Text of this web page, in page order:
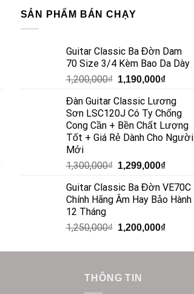
SẢN PHẨM BÁN CHẠY
Guitar Classic Ba Đờn Dam
70 Size 3/4 Kèm Bao Da Dày
1,200,000₫ 1,190,000₫
Đàn Guitar Classic Lương
Sơn LSC120J Có Ty Chống
Cong Cần + Bền Chất Lượng
Tốt + Giá Rẻ Dành Cho Người
Mới
1,300,000₫ 1,299,000₫
Guitar Classic Ba Đờn VE70C
Chính Hãng Âm Hay Bảo Hành
12 Tháng
1,250,000₫ 1,200,000₫
THÔNG TIN